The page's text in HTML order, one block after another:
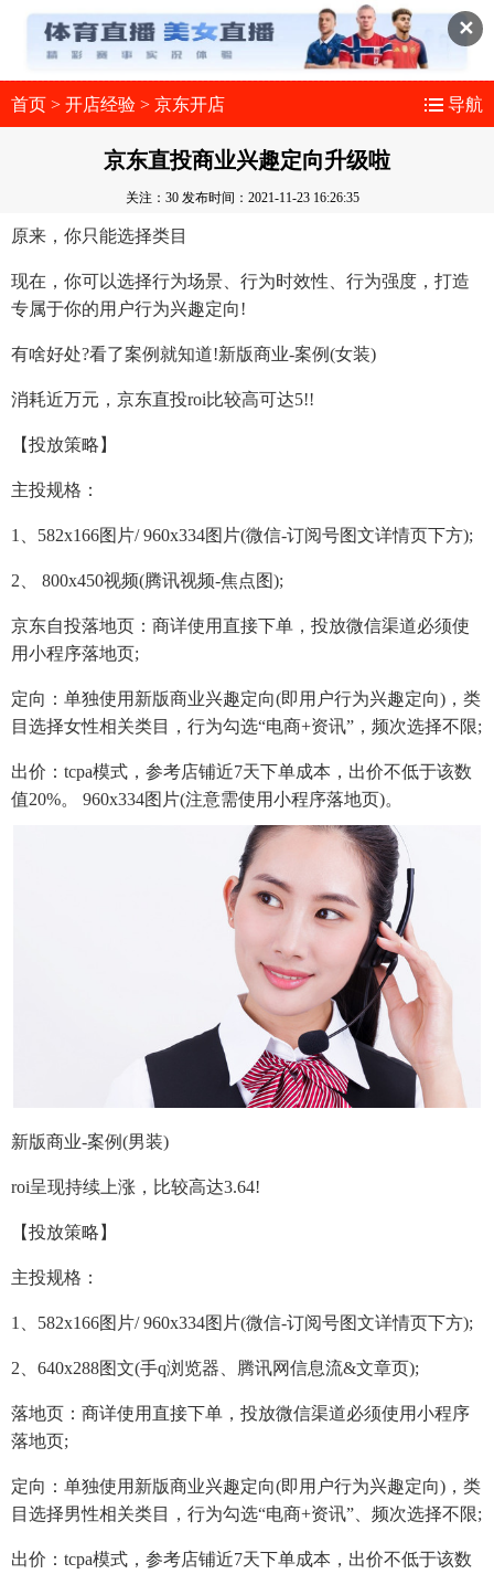
✕
首页 > 开店经验 > 京东开店 导航
京东直投商业兴趣定向升级啦
关注：30 发布时间：2021-11-23 16:26:35
原来，你只能选择类目
现在，你可以选择行为场景、行为时效性、行为强度，打造
专属于你的用户行为兴趣定向!
有啥好处?看了案例就知道!新版商业-案例(女装)
消耗近万元，京东直投roi比较高可达5!!
【投放策略】
主投规格：
1、582x166图片/ 960x334图片(微信-订阅号图文详情页下方);
2、 800x450视频(腾讯视频-焦点图);
京东自投落地页：商详使用直接下单，投放微信渠道必须使
用小程序落地页;
定向：单独使用新版商业兴趣定向(即用户行为兴趣定向)，类
目选择女性相关类目，行为勾选“电商+资讯”，频次选择不限;
出价：tcpa模式，参考店铺近7天下单成本，出价不低于该数
值20%。 960x334图片(注意需使用小程序落地页)。
新版商业-案例(男装)
roi呈现持续上涨，比较高达3.64!
【投放策略】
主投规格：
1、582x166图片/ 960x334图片(微信-订阅号图文详情页下方);
2、640x288图文(手q浏览器、腾讯网信息流&文章页);
落地页：商详使用直接下单，投放微信渠道必须使用小程序
落地页;
定向：单独使用新版商业兴趣定向(即用户行为兴趣定向)，类
目选择男性相关类目，行为勾选“电商+资讯”、频次选择不限;
出价：tcpa模式，参考店铺近7天下单成本，出价不低于该数